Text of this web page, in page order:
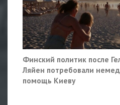
Финский политик после
Ляйен потребовали
помощь Киеву